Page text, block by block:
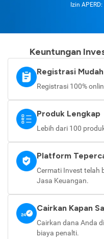
Izin
Keuntungan
Registrasi Mudah
Registrasi 100%
Produk Lengkap
Lebih dari 100
Platform
Cermati Invest telah
Jasa Keuangan.
Cairkan Kapan
Cairkan dana Anda
biaya penalti.